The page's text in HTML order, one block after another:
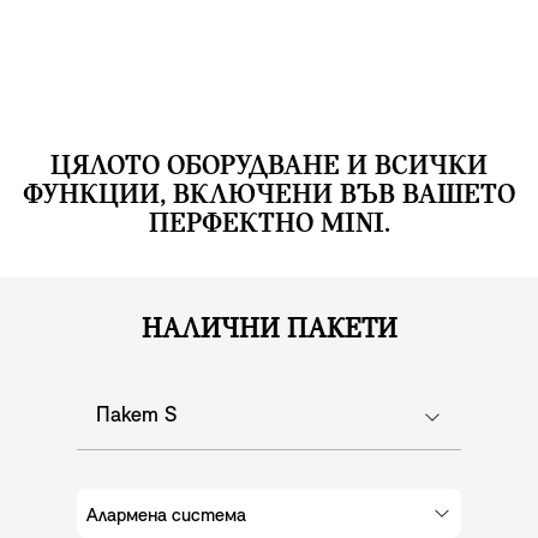
ЦЯЛОТО ОБОРУДВАНЕ И ВСИЧКИ
ФУНКЦИИ, ВКЛЮЧЕНИ ВЪВ ВАШЕТО
ПЕРФЕКТНО MINI.
НАЛИЧНИ ПАКЕТИ
Пакет S
Алармена система